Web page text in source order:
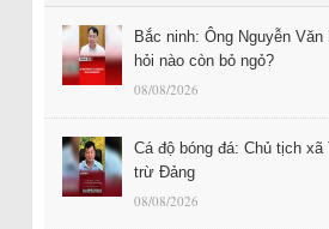
Bắc ninh: Ông Nguyễn
hỏi nào còn bỏ ngỏ?
08/08/2026
Cá độ bóng đá: Chủ tịch xã
trừ Đảng
08/08/2026